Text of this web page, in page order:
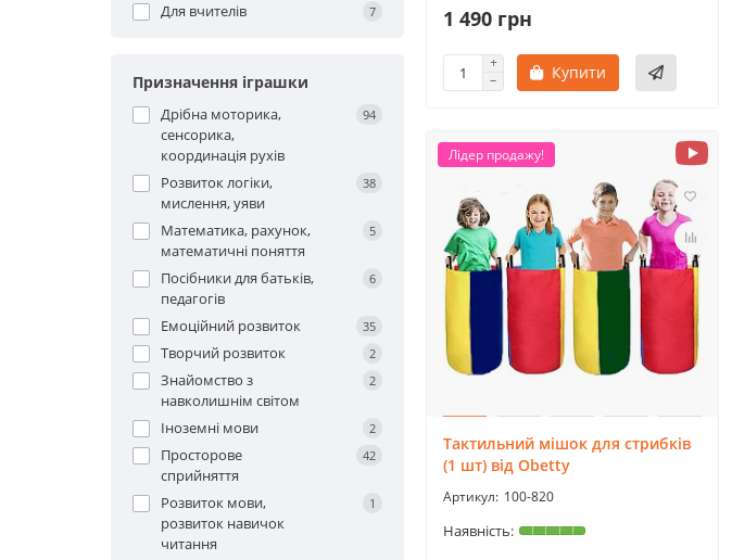
Для вчителів 7
Призначення іграшки
Дрібна моторика,
сенсорика,
координація рухів
94
Розвиток логіки,
мислення, уяви
38
Математика, рахунок,
математичні поняття
5
Посібники для батьків,
педагогів
6
Емоційний розвиток 35
Творчий розвиток 2
Знайомство з
навколишнім світом
2
Іноземні мови 2
Просторове
сприйняття
42
Розвиток мови,
розвиток навичок
читання
1
1 490 грн
Купити
Лідер продажу!
Тактильний мішок для стрибків
(1 шт) від Obetty
100-820